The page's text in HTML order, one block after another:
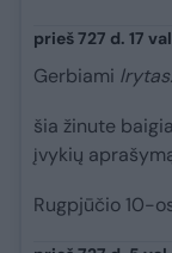
prieš 727 d. 17
Gerbiami
šia žinute
įvykių
Rugpjūčio 10-